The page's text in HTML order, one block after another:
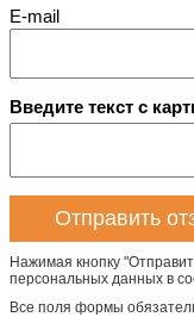
E-mail
Введите текст с
Нажимая кнопку
персональных данных в
Все поля формы